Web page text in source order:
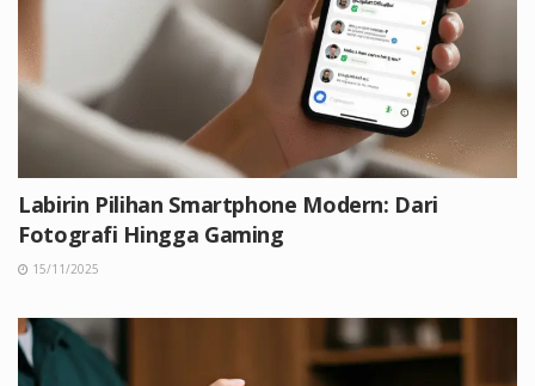
Labirin Pilihan Smartphone Modern: Dari
Fotografi Hingga Gaming
15/11/2025